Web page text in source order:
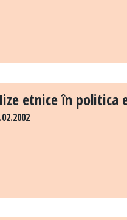
etnice în politica